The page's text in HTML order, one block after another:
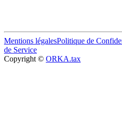
Mentions légalesPolitique de
de Service
Copyright © ORKA.tax